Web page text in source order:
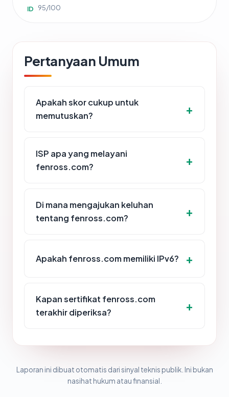
ID 95/100
Pertanyaan Umum
Apakah skor cukup untuk
memutuskan?
ISP apa yang melayani
fenross.com?
Di mana mengajukan keluhan
tentang fenross.com?
Apakah fenross.com memiliki IPv6?
Kapan sertifikat fenross.com
terakhir diperiksa?
Laporan ini dibuat otomatis dari sinyal teknis publik. Ini bukan
nasihat hukum atau finansial.